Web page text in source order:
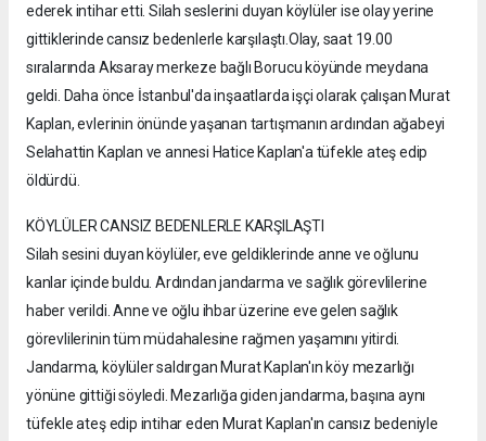
ederek intihar etti. Silah seslerini duyan köylüler ise olay yerine
gittiklerinde cansız bedenlerle karşılaştı.Olay, saat 19.00
sıralarında Aksaray merkeze bağlı Borucu köyünde meydana
geldi. Daha önce İstanbul'da inşaatlarda işçi olarak çalışan Murat
Kaplan, evlerinin önünde yaşanan tartışmanın ardından ağabeyi
Selahattin Kaplan ve annesi Hatice Kaplan'a tüfekle ateş edip
öldürdü.
KÖYLÜLER CANSIZ BEDENLERLE KARŞILAŞTI
Silah sesini duyan köylüler, eve geldiklerinde anne ve oğlunu
kanlar içinde buldu. Ardından jandarma ve sağlık görevlilerine
haber verildi. Anne ve oğlu ihbar üzerine eve gelen sağlık
görevlilerinin tüm müdahalesine rağmen yaşamını yitirdi.
Jandarma, köylüler saldırgan Murat Kaplan'ın köy mezarlığı
yönüne gittiği söyledi. Mezarlığa giden jandarma, başına aynı
tüfekle ateş edip intihar eden Murat Kaplan'ın cansız bedeniyle